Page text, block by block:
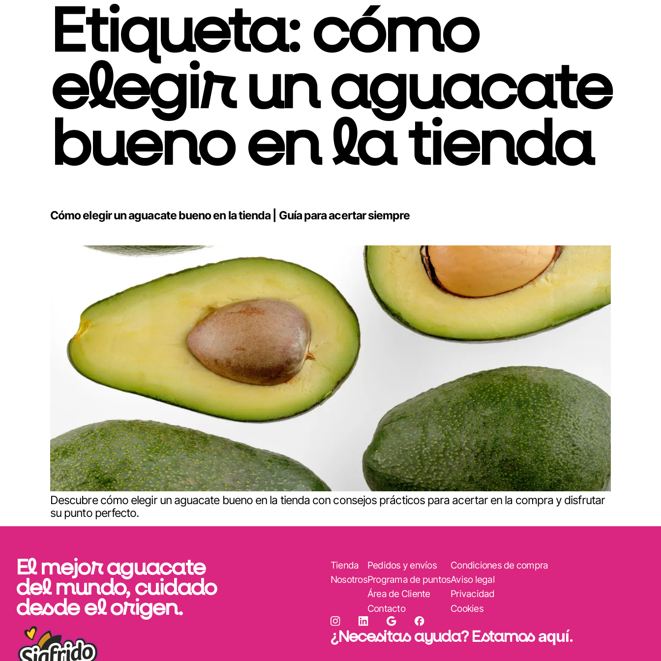
Etiqueta:cómo
elegir un aguacate
bueno en la tienda
Cómo elegir un aguacate bueno en la tienda | Guía para acertar siempre
Descubre cómo elegir un aguacate bueno en la tienda con consejos prácticos para acertar en la compra y disfrutar
su punto perfecto.
El mejor aguacate
del mundo, cuidado
desde el origen.
Tienda
Nosotros
Pedidos y envíos
Programa de puntos
Área de Cliente
Contacto
Condiciones de compra
Aviso legal
Privacidad
Cookies
¿Necesitas ayuda? Estamosaquí.